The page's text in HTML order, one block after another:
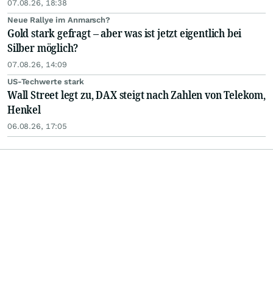
07.08.26, 18:38
Neue Rallye im Anmarsch?
Gold stark gefragt – aber was ist jetzt eigentlich bei
Silber möglich?
07.08.26, 14:09
US-Techwerte stark
Wall Street legt zu, DAX steigt nach Zahlen von Telekom,
Henkel
06.08.26, 17:05